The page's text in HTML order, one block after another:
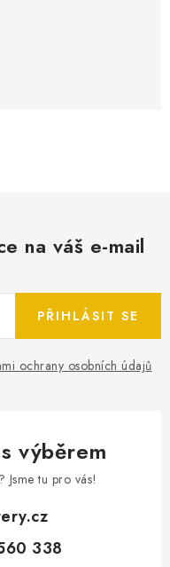
na váš e-mail
ochrany osobních údajů
PŘIHLÁSIT SE
výběrem
Jsme tu pro vás!
338